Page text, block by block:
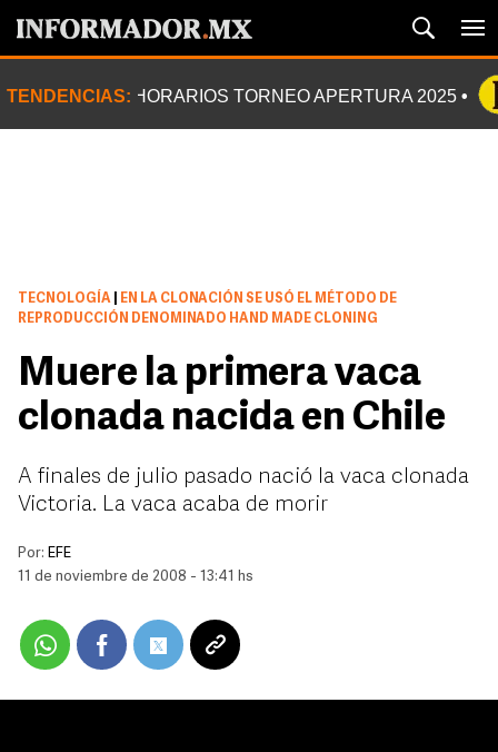
TENDENCIAS: HORARIOS TORNEO APERTURA 2025
TECNOLOGÍA
EN LA CLONACIÓN SE USÓ EL MÉTODO DE
REPRODUCCIÓN DENOMINADO HAND MADE CLONING
Muere la primera vaca
clonada nacida en Chile
A finales de julio pasado nació la vaca clonada
Victoria. La vaca acaba de morir
Por: EFE
11 de noviembre de 2008 - 13:41 hs